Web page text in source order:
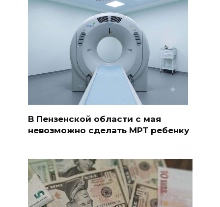
В Пензенской области с мая
невозможно сделать МРТ ребенку